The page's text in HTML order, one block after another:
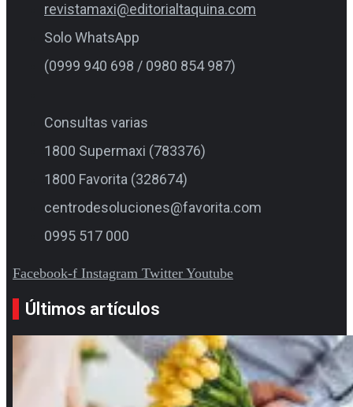
revistamaxi@editorialtaquina.com
Solo WhatsApp
(0999 940 698 / 0980 854 987)
Consultas varias
1800 Supermaxi (783376)
1800 Favorita (328674)
centrodesoluciones@favorita.com
0995 517 000
Facebook-f Instagram Twitter Youtube
Últimos artículos